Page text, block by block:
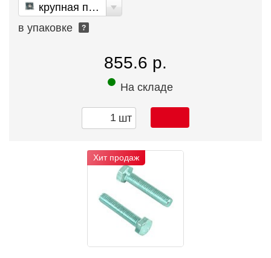
крупная пакет
в упаковке
?
855.6 р.
На складе
шт
Хит продаж